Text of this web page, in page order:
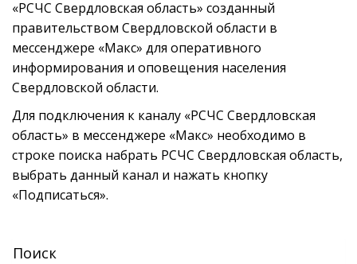
«РСЧС Свердловская область» созданный
правительством Свердловской области в
мессенджере «Макс» для оперативного
информирования и оповещения населения
Свердловской области.
Для подключения к каналу «РСЧС Свердловская
область» в мессенджере «Макс» необходимо в
строке поиска набрать РСЧС Свердловская область,
выбрать данный канал и нажать кнопку
«Подписаться».
Поиск